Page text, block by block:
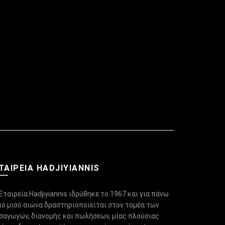
HADJIYIANNIS
Hadjiyiannis ιδρύθηκε το 1967 και για πάνω
μισό αιώνα δραστηριοποιείται στον τομέα των
διανομής και πωλήσεων, μίας πλούσιας